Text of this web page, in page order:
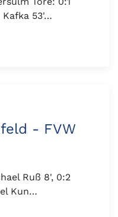
Kafka 53'…
- FVW
Ruß 8', 0:2
Kun…